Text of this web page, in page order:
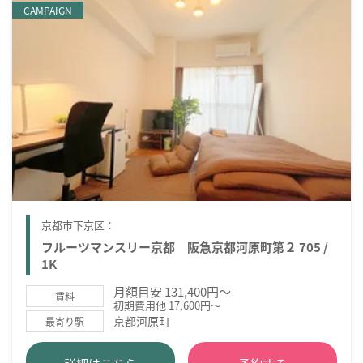
CAMPAIGN
京都市下京区：
フルーツマンスリー京都 阪急京都河原町第２ 705 /
1K
賃料 月額目安 131,400円～
初期費用他 17,600円～
最寄り駅 京都河原町